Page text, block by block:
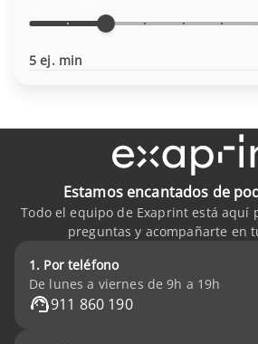
5 ej. min
Estamos encantados de
Todo el equipo de Exaprint está aquí
preguntas y acompañarte en
1. Por teléfono
De lunes a viernes de 9h a 19h
911 860 190